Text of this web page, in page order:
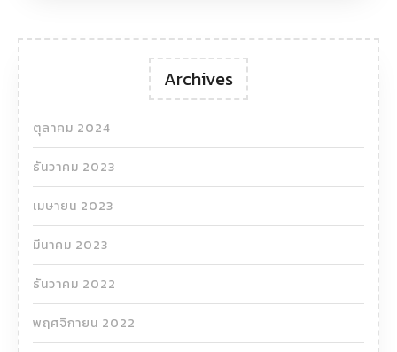
Archives
ตุลาคม 2024
ธันวาคม 2023
เมษายน 2023
มีนาคม 2023
ธันวาคม 2022
พฤศจิกายน 2022